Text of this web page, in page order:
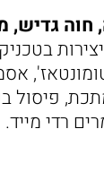
גדיש,
פיסול
רדי מייד.